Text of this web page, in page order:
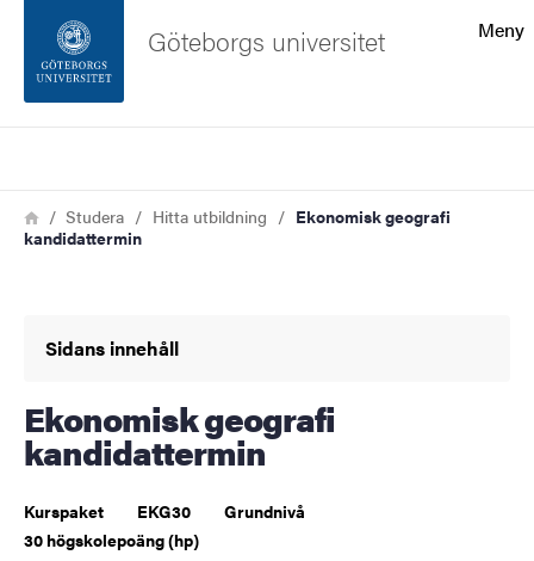
Sidfoten
Om webbplatsen
Meny
Göteborgs universitet
Länkstig
HemStudera Hitta utbildning
Ekonomisk geografi
kandidattermin
Sidans innehåll
Ekonomisk geografi
kandidattermin
Kurspaket EKG30
Grundnivå
30 högskolepoäng (hp)